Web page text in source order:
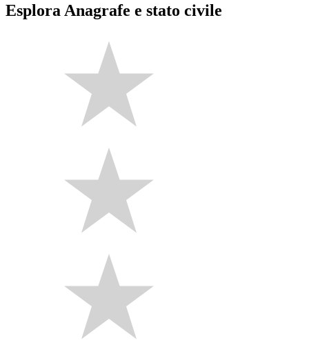
Esplora Anagrafe e stato civile